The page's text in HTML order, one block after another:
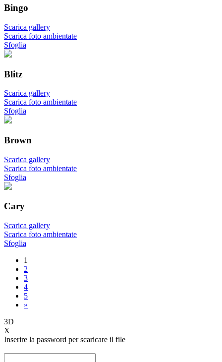
Bingo
Scarica gallery
Scarica foto ambientate
Sfoglia
Blitz
Scarica gallery
Scarica foto ambientate
Sfoglia
Brown
Scarica gallery
Scarica foto ambientate
Sfoglia
Cary
Scarica gallery
Scarica foto ambientate
Sfoglia
1
2
3
4
5
»
3D
X
Inserire la password per scaricare il file